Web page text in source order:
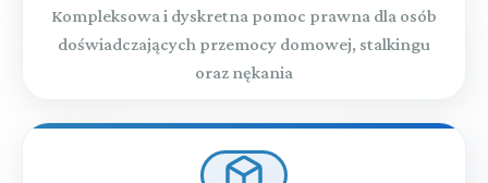
Kompleksowa i dyskretna pomoc prawna dla osób
doświadczających przemocy domowej, stalkingu
oraz nękania